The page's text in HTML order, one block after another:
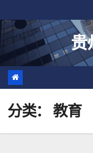
至
贵
分类： 教育